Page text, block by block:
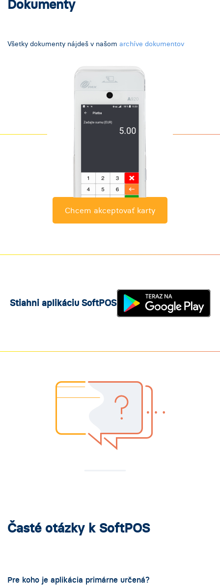
Dokumenty
Všetky dokumenty nájdeš v našom archíve dokumentov
Chcem akceptovať karty
Stiahni aplikáciu SoftPOS
Časté otázky k SoftPOS
Pre koho je aplikácia primárne určená?